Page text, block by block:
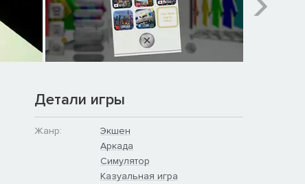
Детали игры
Жанр:
Экшен
Аркада
Симулятор
Казуальная игра